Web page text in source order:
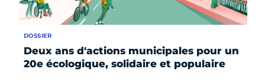
Deux ans d'actions municipales pour un
20e écologique, solidaire et populaire
DOSSIER